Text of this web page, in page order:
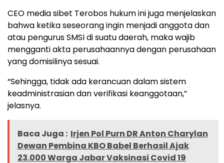
CEO media sibet Terobos hukum ini juga menjelaskan
bahwa ketika seseorang ingin menjadi anggota dan
atau pengurus SMSI di suatu daerah, maka wajib
mengganti akta perusahaannya dengan perusahaan
yang domisilinya sesuai.
“Sehingga, tidak ada kerancuan dalam sistem
keadministrasian dan verifikasi keanggotaan,”
jelasnya.
Baca Juga : Irjen Pol Purn DR Anton Charylan
Dewan Pembina KBO Babel Berhasil Ajak
23.000 Warga Jabar Vaksinasi Covid 19